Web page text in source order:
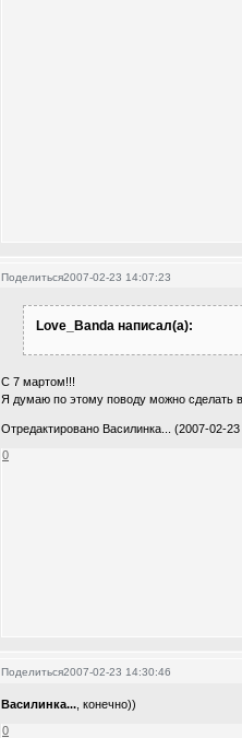
Поделиться2007-02-23 14:07:23
Love_Banda написал(а):
С 7 мартом!!!
Я думаю по этому поводу можно сделать
Отредактировано Василинка... (2007-02-
0
Поделиться2007-02-23 14:30:46
Василинка... , конечно))
0